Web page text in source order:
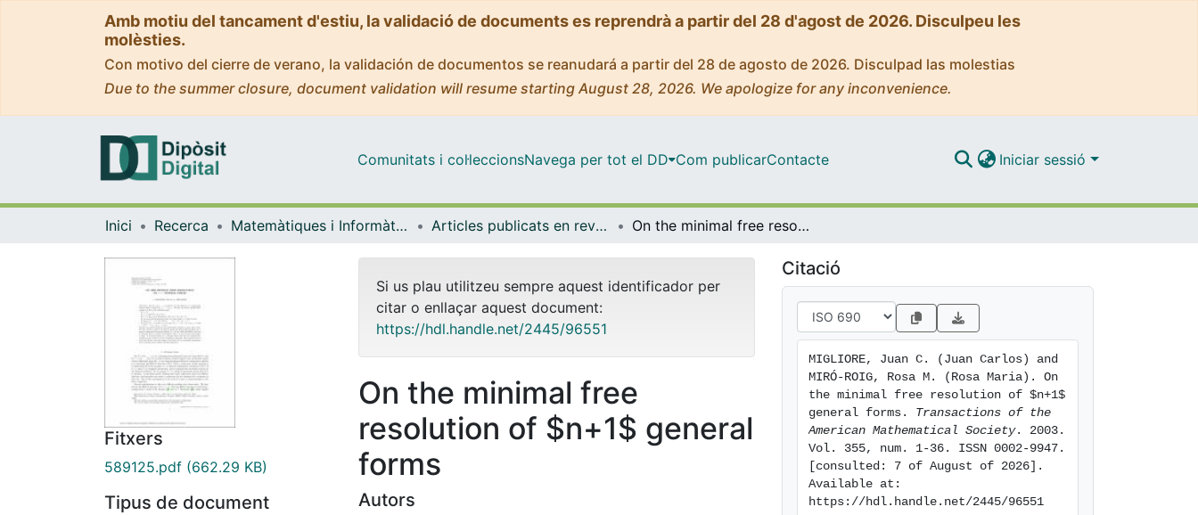
Amb motiu del tancament d'estiu, la validació de documents es reprendrà a partir del 28 d'agost de 2026. Disculpeu les
molèsties.
Con motivo del cierre de verano, la validación de documentos se reanudará a partir del 28 de agosto de 2026. Disculpad las molestias
Due to the summer closure, document validation will resume starting August 28, 2026. We apologize for any inconvenience.
Comunitats i col·leccionsNavega per tot el DD Com publicarContacte Iniciar sessió
Inici Recerca Matemàtiques i Informàtica Articles publicats en revistes (Matemàtiques i Informàtica) On the minimal free resolution of $n+1$ general forms
Fitxers
589125.pdf (662.29 KB)
Tipus de document
Si us plau utilitzeu sempre aquest identificador per
citar o enllaçar aquest document:
https://hdl.handle.net/2445/96551
On the minimal free
resolution of $n+1$ general
forms
Autors
Citació
MIGLIORE, Juan C. (Juan Carlos) and
MIRÓ-ROIG, Rosa M. (Rosa Maria). On
the minimal free resolution of $n+1$
general forms. Transactions of the
American Mathematical Society. 2003.
Vol. 355, num. 1-36. ISSN 0002-9947.
[consulted: 7 of August of 2026].
Available at:
https://hdl.handle.net/2445/96551